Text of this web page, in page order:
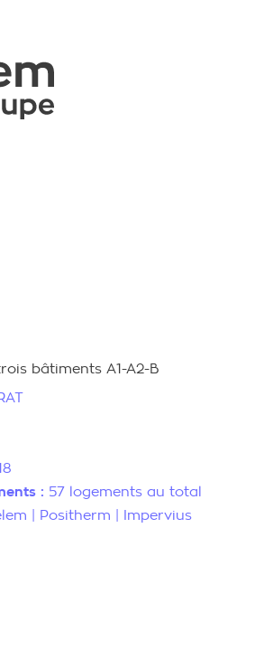
bâtiments A1-A2-B
: 57 logements au total
| Positherm | Impervius